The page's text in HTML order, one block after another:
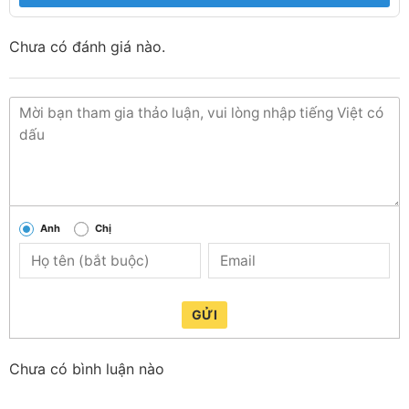
Chưa có đánh giá nào.
Anh Chị
GỬI
Chưa có bình luận nào